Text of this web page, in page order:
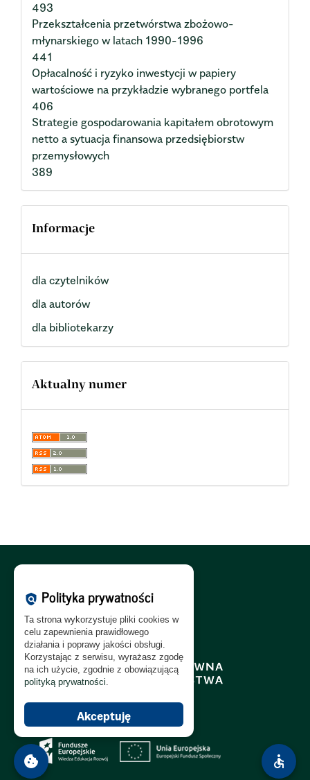
493
Przekształcenia przetwórstwa zbożowo-
młynarskiego w latach 1990-1996
441
Opłacalność i ryzyko inwestycji w papiery
wartościowe na przykładzie wybranego portfela
406
Strategie gospodarowania kapitałem obrotowym
netto a sytuacja finansowa przedsiębiorstw
przemysłowych
389
Informacje
dla czytelników
dla autorów
dla bibliotekarzy
Aktualny numer
Polityka Prywatności:PL
Polityka RODO:PL|EN
accessible
cookie
policy Polityka prywatności
Ta strona wykorzystuje pliki cookies w
celu zapewnienia prawidłowego
działania i poprawy jakości obsługi.
Korzystając z serwisu, wyrażasz zgodę
na ich użycie, zgodnie z obowiązującą
polityką prywatności
Akceptuję